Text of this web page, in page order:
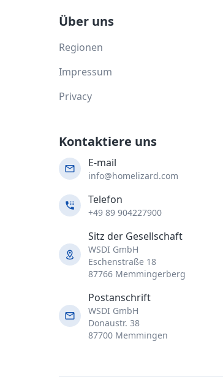
Über uns
Regionen
Impressum
Privacy
Kontaktiere uns
E-mail
info@homelizard.com
Telefon
+49 89 904227900
Sitz der Gesellschaft
WSDI GmbH
Eschenstraße 18
87766 Memmingerberg
Postanschrift
WSDI GmbH
Donaustr. 38
87700 Memmingen